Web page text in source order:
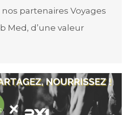
partenaires Voyages
Med, d’une valeur